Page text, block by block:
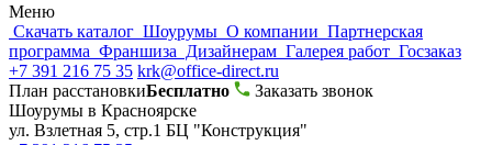
Меню
Скачать каталог Шоурумы О компании Партнерская
программа Франшиза Дизайнерам Галерея работ Госзаказ
+7 391 216 75 35 krk@office-direct.ru
План расстановкиБесплатно
Заказать звонок
Шоурумы в Красноярске
ул. Взлетная 5, стр.1 БЦ "Конструкция"